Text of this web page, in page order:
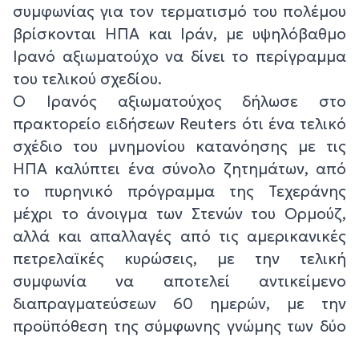
συμφωνίας για τον τερματισμό του πολέμου
βρίσκονται ΗΠΑ και Ιράν, με υψηλόβαθμο
Ιρανό αξιωματούχο να δίνει το περίγραμμα
του τελικού σχεδίου.
Ο Ιρανός αξιωματούχος δήλωσε στο
πρακτορείο ειδήσεων Reuters ότι ένα τελικό
σχέδιο του μνημονίου κατανόησης με τις
ΗΠΑ καλύπτει ένα σύνολο ζητημάτων, από
το πυρηνικό πρόγραμμα της Τεχεράνης
μέχρι το άνοιγμα των Στενών του Ορμούζ,
αλλά και απαλλαγές από τις αμερικανικές
πετρελαϊκές κυρώσεις, με την τελική
συμφωνία να αποτελεί αντικείμενο
διαπραγματεύσεων 60 ημερών, με την
προϋπόθεση της σύμφωνης γνώμης των δύο